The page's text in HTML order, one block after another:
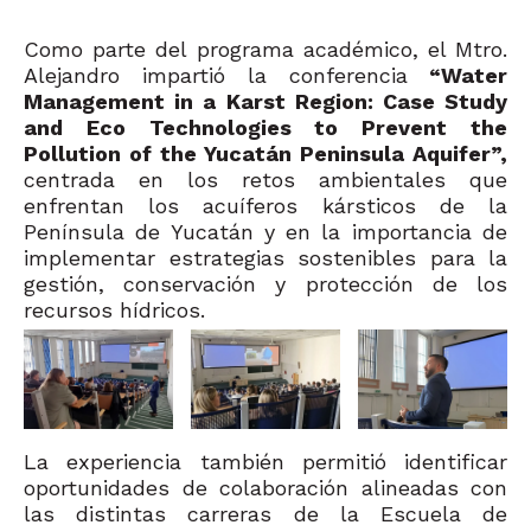
Como parte del programa académico, el Mtro.
Alejandro impartió la conferencia “Water
Management in a Karst Region: Case Study
and Eco Technologies to Prevent the
Pollution of the Yucatán Peninsula Aquifer”,
centrada en los retos ambientales que
enfrentan los acuíferos kársticos de la
Península de Yucatán y en la importancia de
implementar estrategias sostenibles para la
gestión, conservación y protección de los
recursos hídricos.
La experiencia también permitió identificar
oportunidades de colaboración alineadas con
las distintas carreras de la Escuela de